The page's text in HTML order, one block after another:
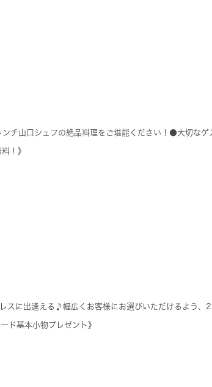
チ山口シェフの絶品料理をご堪能ください！●大切なゲ
！》
スに出逢える♪幅広くお客様にお選びいただけるよう、
ド基本小物プレゼント》